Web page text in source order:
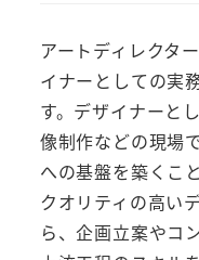
アートディレクタ
イナーとしての実
す。デザイナーと
像制作などの現場
への基盤を築くこ
クオリティの高い
ら、企画立案やコ